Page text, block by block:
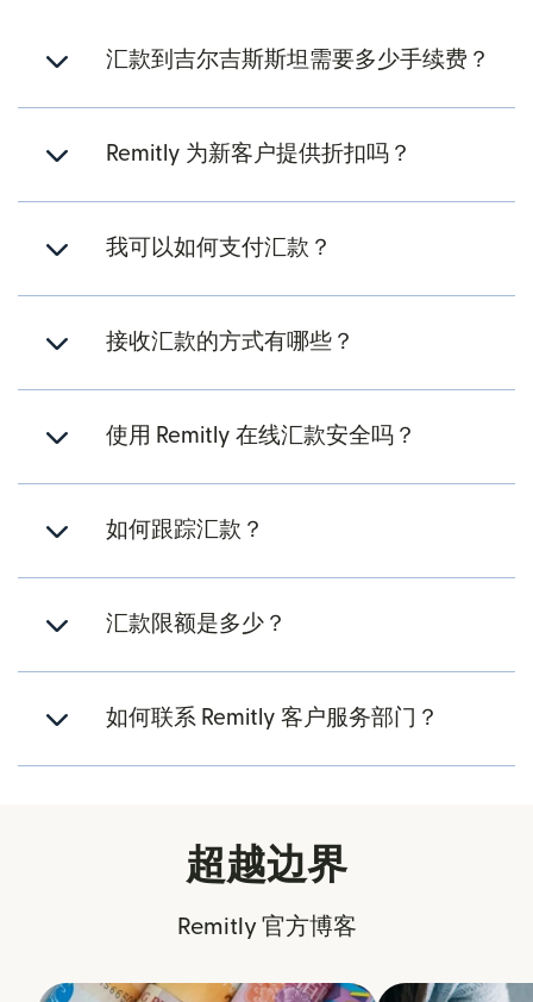
汇款到吉尔吉斯斯坦需要多少手续费？
Remitly 为新客户提供折扣吗？
我可以如何支付汇款？
接收汇款的方式有哪些？
使用 Remitly 在线汇款安全吗？
如何跟踪汇款？
汇款限额是多少？
如何联系 Remitly 客户服务部门？
超越边界
Remitly 官方博客